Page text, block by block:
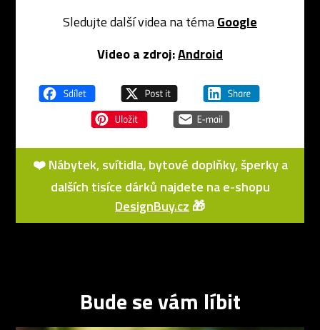
Sledujte další videa na témaGoogle
Video a zdroj:Android
❤️ Nábytek, svítidla, bytové doplňky, šperky a
dalších tisíce dárků najdete na e-shopu
DesignBuy.cz 🎁
Bude se vám líbit